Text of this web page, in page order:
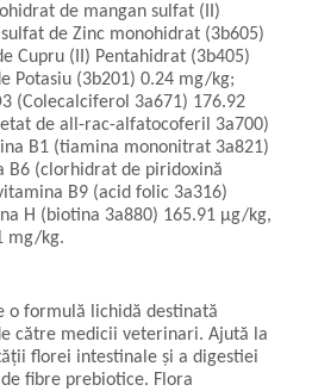
de mangan sulfat (II)
de Zinc monohidrat (3b605)
Cupru (II) Pentahidrat (3b405)
Potasiu (3b201) 0.24 mg/kg;
(Colecalciferol 3a671) 176.92
de all-rac-alfatocoferil 3a700)
B1 (tiamina mononitrat 3a821)
B6 (clorhidrat de piridoxină
B9 (acid folic 3a316)
H (biotina 3a880) 165.91 µg/kg,
mg/kg.
o formulă lichidă destinată
către medicii veterinari. Ajută la
florei intestinale și a digestiei
fibre prebiotice. Flora